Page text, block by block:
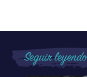
Seguir leyendo